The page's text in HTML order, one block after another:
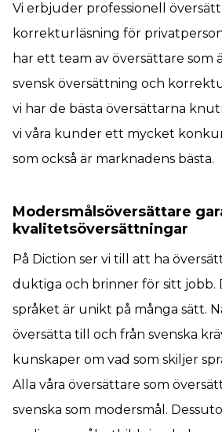
Vi erbjuder professionell
korrekturläsning för
har ett team av översättare som
svensk översättning och
vi har de bästa översättarna
vi våra kunder ett mycket
som också är marknadens bästa.
Modersmålsöversättare
kvalitetsöversättningar
På Diction ser vi till att ha
duktiga och brinner för sitt jobb.
språket är unikt på många sätt.
översätta till och från svenska
kunskaper om vad som skiljer
Alla våra översättare som
svenska som modersmål.